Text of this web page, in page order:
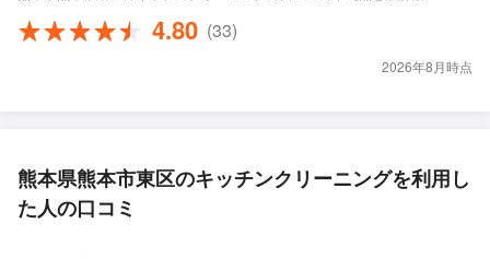
4.80 (33)
2026年8月時点
熊本県熊本市東区のキッチンクリーニングを利用し
た人の口コミ